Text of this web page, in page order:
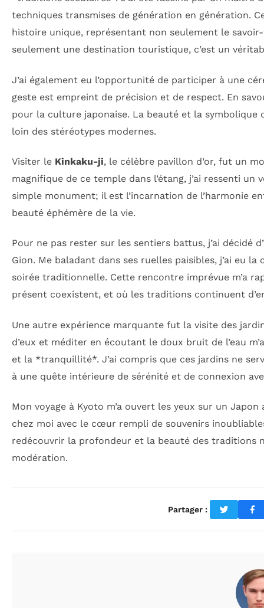
techniques transmises de génération en génération.
histoire unique, représentant non seulement le
seulement une destination touristique, c’est un
J’ai également eu l’opportunité de participer à une
geste est empreint de précision et de respect. En
pour la culture japonaise. La beauté et la
loin des stéréotypes modernes.
Visiter le Kinkaku-ji, le célèbre pavillon d’or, fut un
magnifique de ce temple dans l’étang, j’ai ressenti
simple monument; il est l’incarnation de l’harmonie
beauté éphémère de la vie.
Pour ne pas rester sur les sentiers battus, j’ai décidé
Gion. Me baladant dans ses ruelles paisibles, j’ai eu
soirée traditionnelle. Cette rencontre imprévue m’a
présent coexistent, et où les traditions continuent
Une autre expérience marquante fut la visite des
d’eux et méditer en écoutant le doux bruit de l’eau
et la *tranquillité*. J’ai compris que ces jardins ne
à une quête intérieure de sérénité et de connexion
Mon voyage à Kyoto m’a ouvert les yeux sur un
chez moi avec le cœur rempli de souvenirs
redécouvrir la profondeur et la beauté des traditions
modération.
Partager :